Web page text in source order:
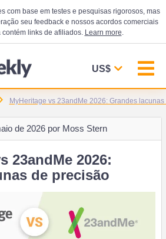
com base em testes e pesquisas rigorosos, mas
seu feedback e nossos acordos comerciais
links de afiliados. Learn more.
US$
MyHeritage vs 23andMe 2026: Grandes
de 2026 por Moss Stern
23andMe 2026:
de precisão